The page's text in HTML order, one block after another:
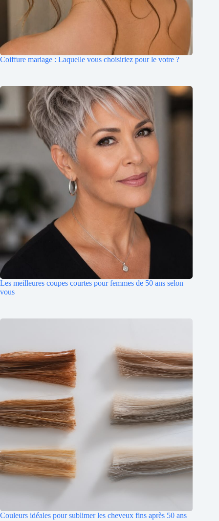
Coiffure mariage : Laquelle vous choisiriez pour le votre ?
Les meilleures coupes courtes pour femmes de 50 ans selon
vous
Couleurs idéales pour sublimer les cheveux fins après 50 ans